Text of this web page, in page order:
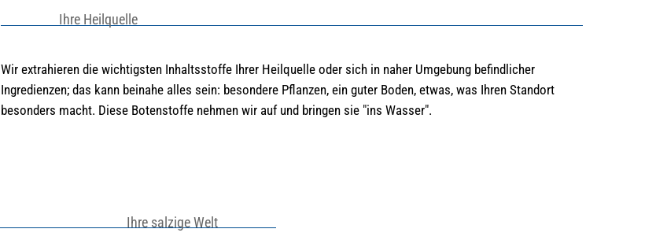
Ihre Heilquelle
Wir extrahieren die wichtigsten Inhaltsstoffe Ihrer Heilquelle oder sich in naher Umgebung befindlicher
Ingredienzen; das kann beinahe alles sein: besondere Pflanzen, ein guter Boden, etwas, was Ihren Standort
besonders macht. Diese Botenstoffe nehmen wir auf und bringen sie "ins Wasser".
Ihre salzige Welt